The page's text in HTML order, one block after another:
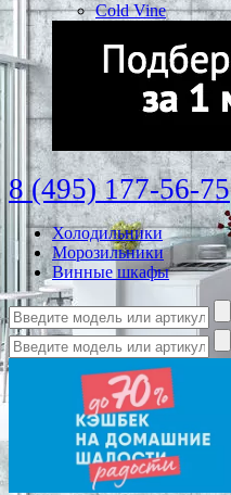
Cold Vine
8 (495) 177-56-75
Холодильники
Морозильники
Винные шкафы